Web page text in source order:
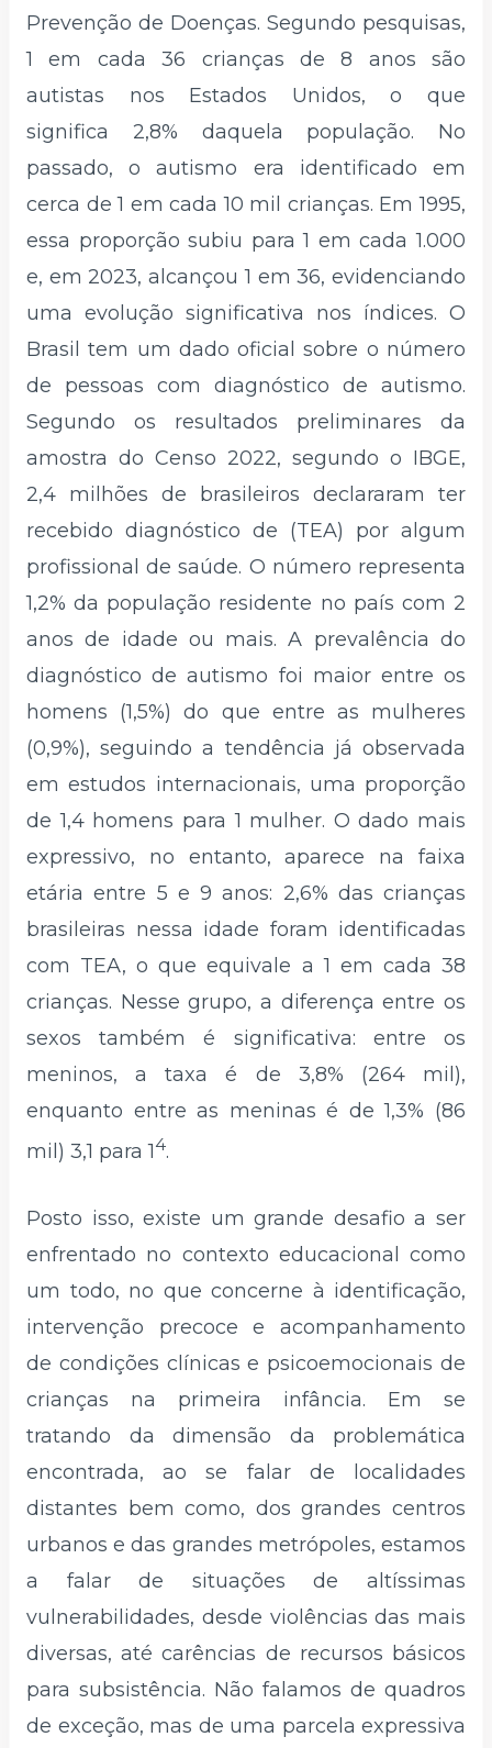
Prevenção de Doenças. Segundo pesquisas,
1 em cada 36 crianças de 8 anos são
autistas nos Estados Unidos, o que
significa 2,8% daquela população. No
passado, o autismo era identificado em
cerca de 1 em cada 10 mil crianças. Em 1995,
essa proporção subiu para 1 em cada 1.000
e, em 2023, alcançou 1 em 36, evidenciando
uma evolução significativa nos índices. O
Brasil tem um dado oficial sobre o número
de pessoas com diagnóstico de autismo.
Segundo os resultados preliminares da
amostra do Censo 2022, segundo o IBGE,
2,4 milhões de brasileiros declararam ter
recebido diagnóstico de (TEA) por algum
profissional de saúde. O número representa
1,2% da população residente no país com 2
anos de idade ou mais. A prevalência do
diagnóstico de autismo foi maior entre os
homens (1,5%) do que entre as mulheres
(0,9%), seguindo a tendência já observada
em estudos internacionais, uma proporção
de 1,4 homens para 1 mulher. O dado mais
expressivo, no entanto, aparece na faixa
etária entre 5 e 9 anos: 2,6% das crianças
brasileiras nessa idade foram identificadas
com TEA, o que equivale a 1 em cada 38
crianças. Nesse grupo, a diferença entre os
sexos também é significativa: entre os
meninos, a taxa é de 3,8% (264 mil),
enquanto entre as meninas é de 1,3% (86
mil) 3,1 para 14.
Posto isso, existe um grande desafio a ser
enfrentado no contexto educacional como
um todo, no que concerne à identificação,
intervenção precoce e acompanhamento
de condições clínicas e psicoemocionais de
crianças na primeira infância. Em se
tratando da dimensão da problemática
encontrada, ao se falar de localidades
distantes bem como, dos grandes centros
urbanos e das grandes metrópoles, estamos
a falar de situações de altíssimas
vulnerabilidades, desde violências das mais
diversas, até carências de recursos básicos
para subsistência. Não falamos de quadros
de exceção, mas de uma parcela expressiva